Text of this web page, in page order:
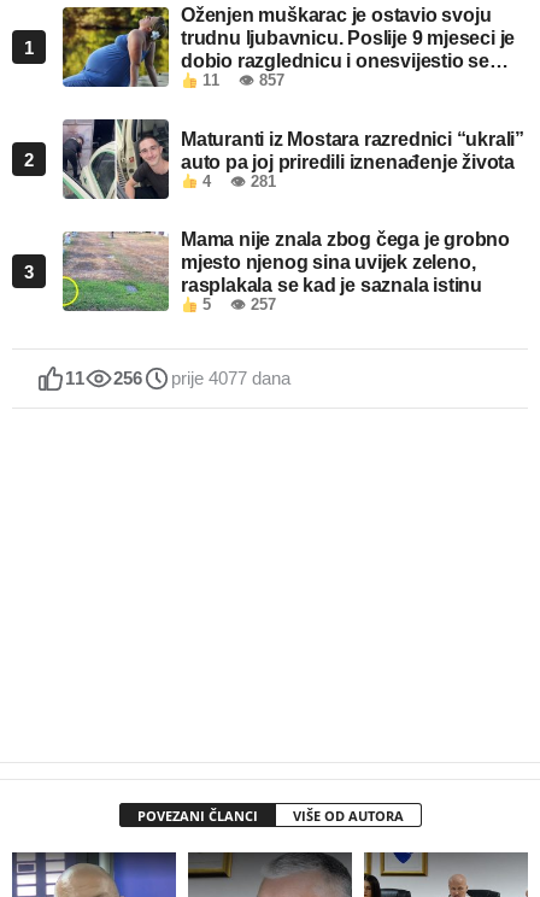
1
Oženjen muškarac je ostavio svoju
trudnu ljubavnicu. Poslije 9 mjeseci je
dobio razglednicu i onesvijestio se
kada je pročitao šta piše!
11 👁 857
2
Maturanti iz Mostara razrednici “ukrali”
auto pa joj priredili iznenađenje života
4 👁 281
3
Mama nije znala zbog čega je grobno
mjesto njenog sina uvijek zeleno,
rasplakala se kad je saznala istinu
5 👁 257
11 256 prije 4077 dana
POVEZANI ČLANCI VIŠE OD AUTORA